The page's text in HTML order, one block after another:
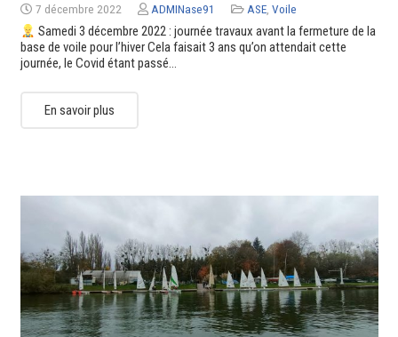
7 décembre 2022 ADMINase91 ASE, Voile
Samedi 3 décembre 2022 : journée travaux avant la fermeture de la
base de voile pour l’hiver Cela faisait 3 ans qu’on attendait cette
journée, le Covid étant passé…
En savoir plus